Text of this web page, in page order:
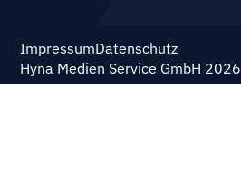
ImpressumDatenschutz
Hyna Medien Service GmbH 2026